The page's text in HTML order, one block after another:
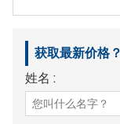
获取最新价格
姓名 :